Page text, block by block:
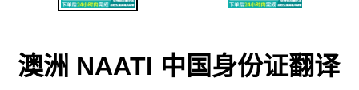
澳洲 NAATI 中国身份证翻译